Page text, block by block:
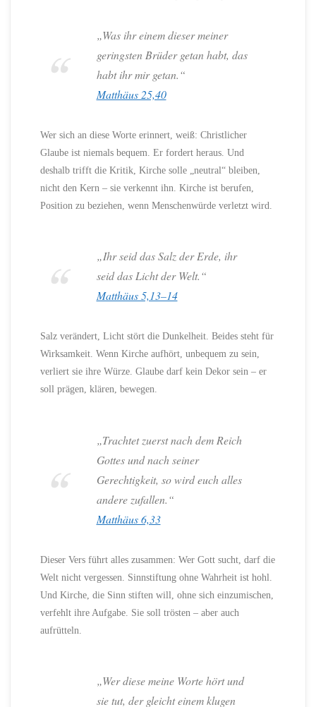
„Was ihr einem dieser meiner
geringsten Brüder getan habt, das
habt ihr mir getan.“
Matthäus 25,40
Wer sich an diese Worte erinnert, weiß: Christlicher
Glaube ist niemals bequem. Er fordert heraus. Und
deshalb trifft die Kritik, Kirche solle „neutral“ bleiben,
nicht den Kern – sie verkennt ihn. Kirche ist berufen,
Position zu beziehen, wenn Menschenwürde verletzt wird.
„Ihr seid das Salz der Erde, ihr
seid das Licht der Welt.“
Matthäus 5,13–14
Salz verändert, Licht stört die Dunkelheit. Beides steht für
Wirksamkeit. Wenn Kirche aufhört, unbequem zu sein,
verliert sie ihre Würze. Glaube darf kein Dekor sein – er
soll prägen, klären, bewegen.
„Trachtet zuerst nach dem Reich
Gottes und nach seiner
Gerechtigkeit, so wird euch alles
andere zufallen.“
Matthäus 6,33
Dieser Vers führt alles zusammen: Wer Gott sucht, darf die
Welt nicht vergessen. Sinnstiftung ohne Wahrheit ist hohl.
Und Kirche, die Sinn stiften will, ohne sich einzumischen,
verfehlt ihre Aufgabe. Sie soll trösten – aber auch
aufrütteln.
„Wer diese meine Worte hört und
sie tut, der gleicht einem klugen